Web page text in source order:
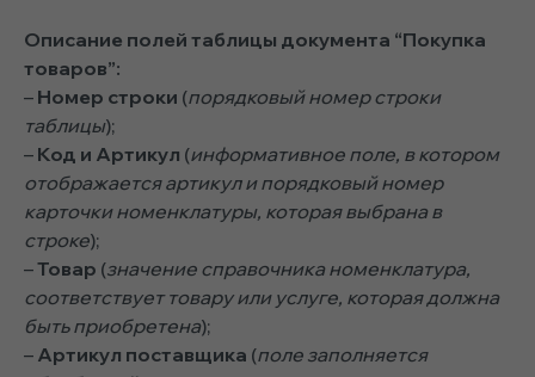
Описание полей таблицы документа “Покупка
товаров”:
– Номер строки (порядковый номер строки
таблицы);
– Код и Артикул (информативное поле, в котором
отображается артикул и порядковый номер
карточки номенклатуры, которая выбрана в
строке);
–Товар (значение справочника номенклатура,
соответствует товару или услуге, которая должна
быть приобретена);
– Артикул поставщика (поле заполняется